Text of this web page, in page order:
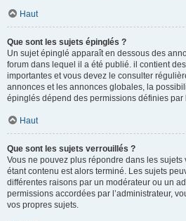
Haut
Que sont les sujets épinglés ?
Un sujet épinglé apparaît en dessous des
forum dans lequel il a été publié. il contient
importantes et vous devez le consulter
annonces et les annonces globales, la
épinglés dépend des permissions définies par
Haut
Que sont les sujets verrouillés ?
Vous ne pouvez plus répondre dans les
étant contenu est alors terminé. Les sujets
différentes raisons par un modérateur ou un
permissions accordées par l’administrateur,
vos propres sujets.